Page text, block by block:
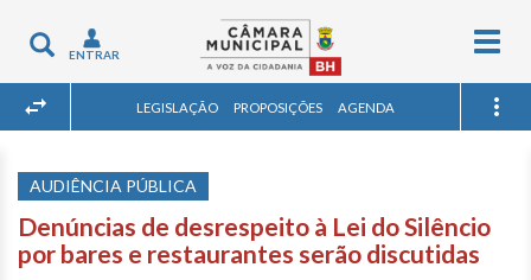
Toggle
navigation
ENTRAR
LEGISLAÇÃO PROPOSIÇÕES AGENDA
AUDIÊNCIA PÚBLICA
Denúncias de desrespeito à Lei do Silêncio
por bares e restaurantes serão discutidas